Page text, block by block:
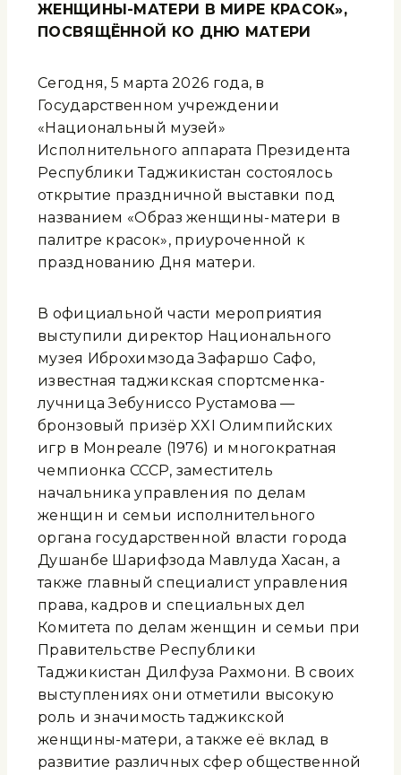
ЖЕНЩИНЫ-МАТЕРИ В МИРЕ КРАСОК»,
ПОСВЯЩЁННОЙ КО ДНЮ МАТЕРИ
Сегодня, 5 марта 2026 года, в
Государственном учреждении
«Национальный музей»
Исполнительного аппарата Президента
Республики Таджикистан состоялось
открытие праздничной выставки под
названием «Образ женщины-матери в
палитре красок», приуроченной к
празднованию Дня матери.
В официальной части мероприятия
выступили директор Национального
музея Иброхимзода Зафаршо Сафо,
известная таджикская спортсменка-
лучница Зебуниссо Рустамова —
бронзовый призёр XXI Олимпийских
игр в Монреале (1976) и многократная
чемпионка СССР, заместитель
начальника управления по делам
женщин и семьи исполнительного
органа государственной власти города
Душанбе Шарифзода Мавлуда Хасан, а
также главный специалист управления
права, кадров и специальных дел
Комитета по делам женщин и семьи при
Правительстве Республики
Таджикистан Дилфуза Рахмони. В своих
выступлениях они отметили высокую
роль и значимость таджикской
женщины-матери, а также её вклад в
развитие различных сфер общественной